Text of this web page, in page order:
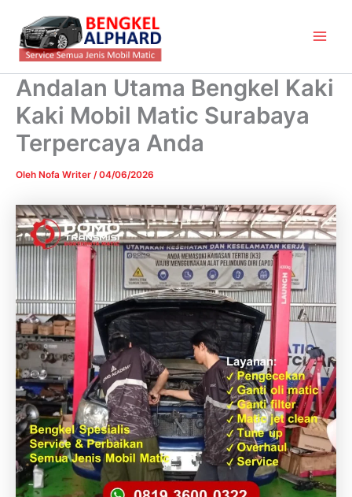
konten
Andalan Utama Bengkel Kaki
Kaki Mobil Matic Surabaya
Terpercaya Anda
Oleh Nofa Writer /04/06/2026